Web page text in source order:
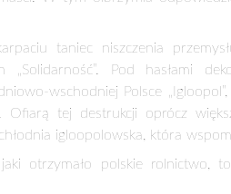
taniec niszczenia
„Solidarność”. Pod hasłami
wschodniej Polsce
tej destrukcji oprócz
igloopolowska, która
otrzymało polskie rolnictwo,